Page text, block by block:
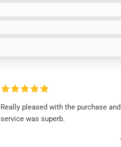
Really pleased with the purchase
service was superb.